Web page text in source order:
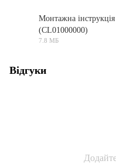
Монтажна
(CL01000000)
7.8 МБ
Відгуки